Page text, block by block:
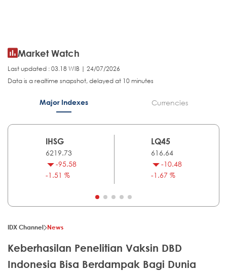
Market Watch
Last updated : 03.18 WIB | 24/07/2026
Data is a realtime snapshot, delayed at 10 minutes
Major Indexes Currencies
IHSG
6219.73
-95.58
-1.51 %
LQ45
616.64
-10.48
-1.67 %
IDX Channel News
Keberhasilan Penelitian Vaksin DBD
Indonesia Bisa Berdampak Bagi Dunia